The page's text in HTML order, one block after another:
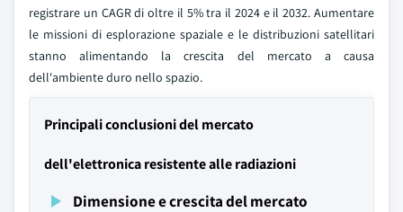
registrare un CAGR di oltre il 5% tra il 2024 e il 2032. Aumentare
le missioni di esplorazione spaziale e le distribuzioni satellitari
stanno alimentando la crescita del mercato a causa
dell'ambiente duro nello spazio.
Principali conclusioni del mercato
dell'elettronica resistente alle radiazioni
Dimensione e crescita del mercato